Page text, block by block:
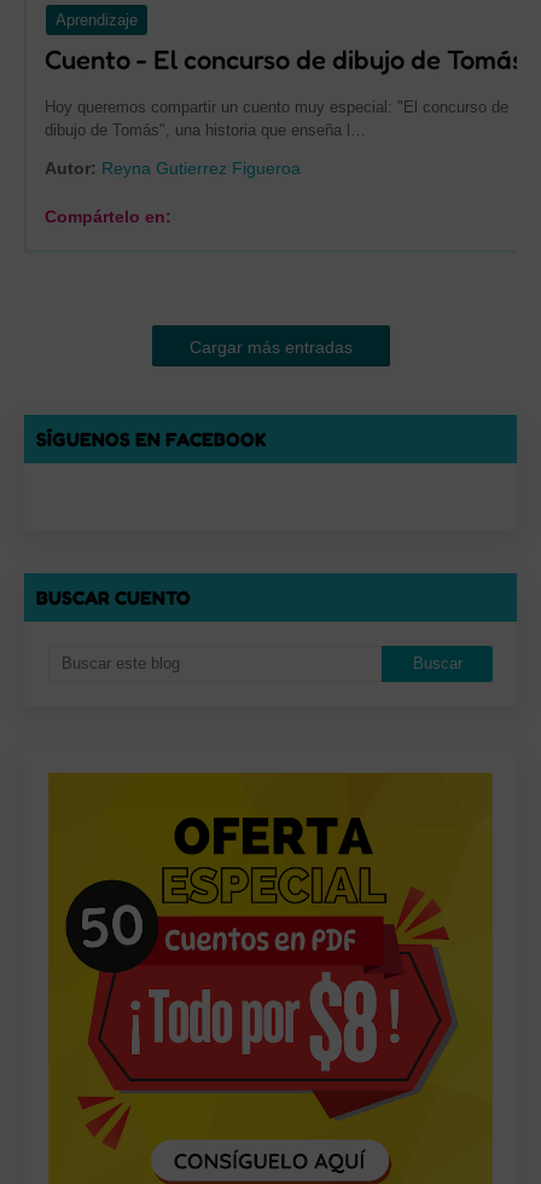
Aprendizaje
Cuento - El concurso de dibujo de Tomás
Hoy queremos compartir un cuento muy especial: "El concurso de
dibujo de Tomás", una historia que enseña l…
Autor: Reyna Gutierrez Figueroa
Compártelo en:
Cargar más entradas
SÍGUENOS EN FACEBOOK
BUSCAR CUENTO